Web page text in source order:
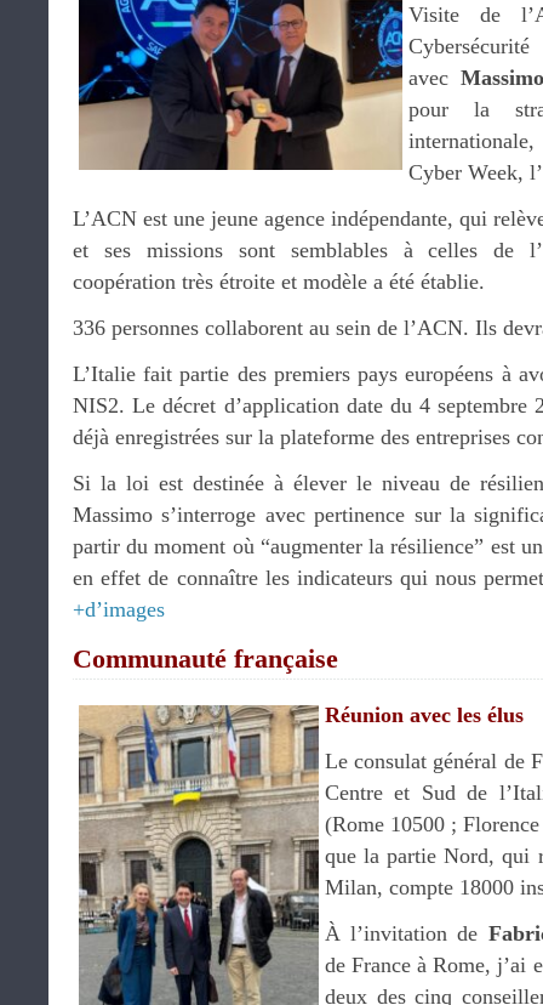
Visite de
avec
pour la
Cyber Week,
L’ACN est une jeune agence indépendante, qui
et ses missions sont semblables à celles de
coopération très étroite et modèle a été établie.
336 personnes collaborent au sein de l’ACN. Ils
L’Italie fait partie des premiers pays européens à
NIS2. Le décret d’application date du 4 septembre
déjà enregistrées sur la plateforme des entreprises
Si la loi est destinée à élever le niveau de
Massimo s’interroge avec pertinence sur la
partir du moment où “augmenter la résilience” est
en effet de connaître les indicateurs qui nous
+d’images
Communauté française
Réunion avec les élus
Le consulat général de
Centre et Sud de
(Rome 10500 ;
que la partie Nord, qui
Milan, compte 18000
À l’invitation de
de France à Rome, j’ai
deux des cinq